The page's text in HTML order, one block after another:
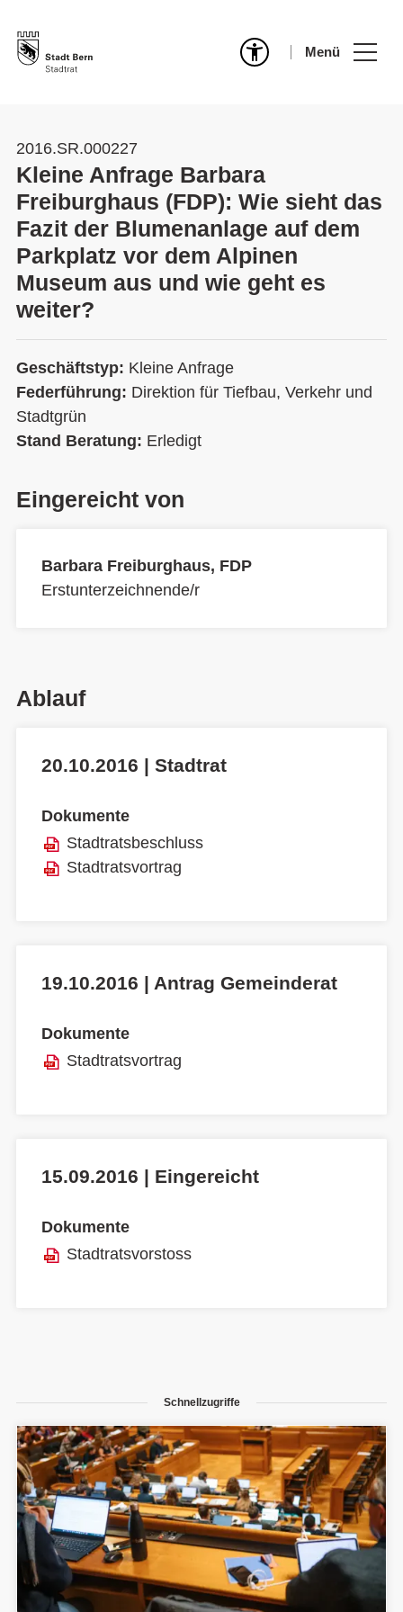
Menü
2016.SR.000227
Kleine Anfrage Barbara
Freiburghaus (FDP): Wie sieht das
Fazit der Blumenanlage auf dem
Parkplatz vor dem Alpinen
Museum aus und wie geht es
weiter?
Geschäftstyp: Kleine Anfrage
Federführung: Direktion für Tiefbau, Verkehr und
Stadtgrün
Stand Beratung: Erledigt
Eingereicht von
Barbara Freiburghaus, FDP
Erstunterzeichnende/r
Ablauf
20.10.2016 | Stadtrat
Dokumente
Stadtratsbeschluss
Stadtratsvortrag
19.10.2016 | Antrag Gemeinderat
Dokumente
Stadtratsvortrag
15.09.2016 | Eingereicht
Dokumente
Stadtratsvorstoss
Schnellzugriffe